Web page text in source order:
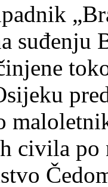
suđenju
civila po